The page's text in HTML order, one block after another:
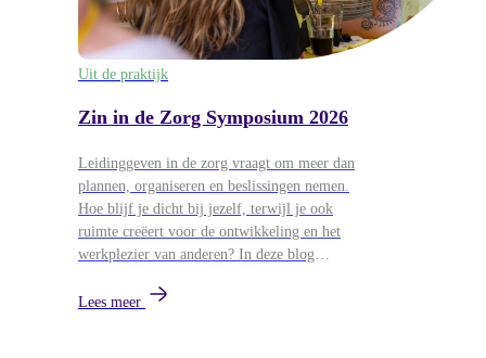
Uit de praktijk
Zin in de Zorg Symposium 2026
Leidinggeven in de zorg vraagt om meer dan
plannen, organiseren en beslissingen nemen.
Hoe blijf je dicht bij jezelf, terwijl je ook
ruimte creëert voor de ontwikkeling en het
werkplezier van anderen? In deze blog
Symposium van 26 mei, waar
Lees meer